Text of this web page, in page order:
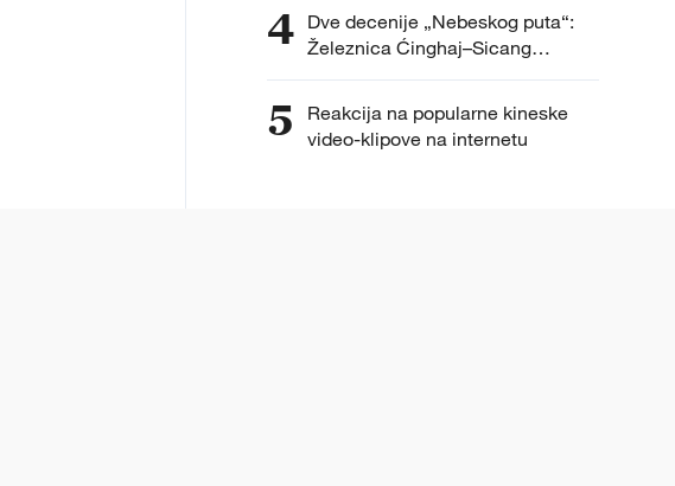
4 Dve decenije „Nebeskog puta“:
Železnica Ćinghaj–Sicang
ubrzava razvoj visoravni
5
Reakcija na popularne kineske
video-klipove na internetu